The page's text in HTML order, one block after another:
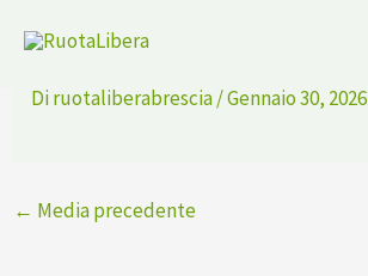
Wag-421751161
Diruotaliberabrescia/Gennaio 30, 2026
← Media precedente